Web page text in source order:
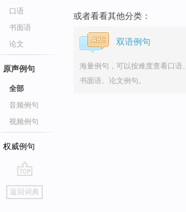
口语
书面语
论文
原声例句
全部
音频例句
视频例句
权威例句
go
top
返回词典
或者看看其他分类：
双语例句
海量例句，可以按难度查看口语、
书面语、论文例句。